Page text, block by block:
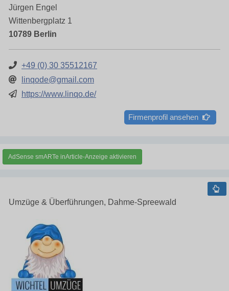
Jürgen Engel
Wittenbergplatz 1
10789 Berlin
+49 (0) 30 35512167
linqode@gmail.com
https://www.linqo.de/
Firmenprofil ansehen
AdSense smARTe inArticle-Anzeige aktivieren
Umzüge & Überführungen, Dahme-Spreewald